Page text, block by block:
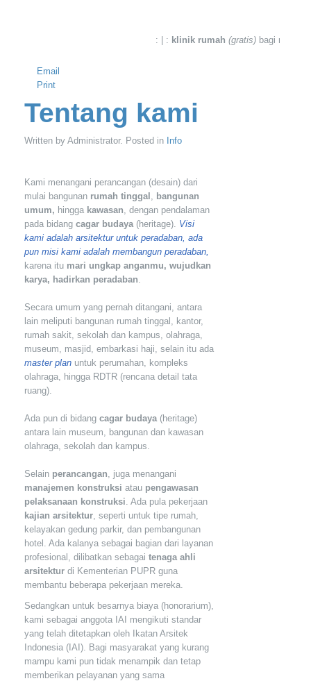
: | : klinik rumah (gratis)bagi
Email
Print
Tentang kami
Written by Administrator. Posted in Info
Kami menangani perancangan (desain) dari
mulai bangunan rumah tinggal , bangunan
umum, hingga kawasan, dengan pendalaman
pada bidang cagar budaya(heritage). Visi
kami adalah arsitektur untuk peradaban, ada
pun misi kami adalah membangun peradaban,
karena itu mari ungkap anganmu, wujudkan
karya, hadirkan peradaban.
Secara umum yang pernah ditangani, antara
lain meliputi bangunan rumah tinggal, kantor,
rumah sakit, sekolah dan kampus, olahraga,
museum, masjid, embarkasi haji, selain itu ada
master plan untuk perumahan, kompleks
olahraga, hingga RDTR (rencana detail tata
ruang).
Ada pun di bidang cagar budaya(heritage)
antara lain museum, bangunan dan kawasan
olahraga, sekolah dan kampus.
Selain perancangan, juga menangani
manajemen konstruksi atau pengawasan
pelaksanaan konstruksi. Ada pula pekerjaan
kajian arsitektur, seperti untuk tipe rumah,
kelayakan gedung parkir, dan pembangunan
hotel. Ada kalanya sebagai bagian dari layanan
profesional, dilibatkan sebagai tenaga ahli
arsitektur di Kementerian PUPR guna
membantu beberapa pekerjaan mereka.
Sedangkan untuk besarnya biaya (honorarium),
kami sebagai anggota IAI mengikuti standar
yang telah ditetapkan oleh Ikatan Arsitek
Indonesia (IAI). Bagi masyarakat yang kurang
mampu kami pun tidak menampik dan tetap
memberikan pelayanan yang sama